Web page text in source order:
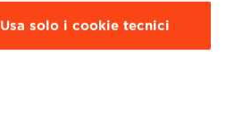
Usa solo i cookie tecnici